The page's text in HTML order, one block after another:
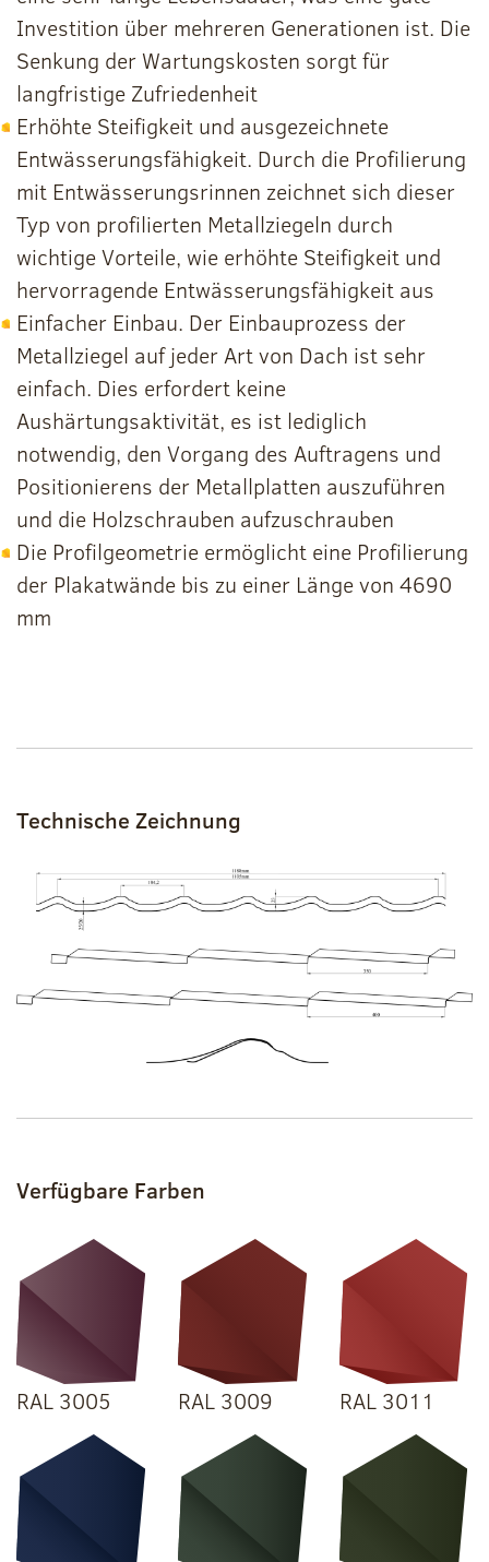
Investition über mehreren Generationen ist. Die
Senkung der Wartungskosten sorgt für
langfristige Zufriedenheit
Erhöhte Steifigkeit und ausgezeichnete
Entwässerungsfähigkeit. Durch die Profilierung
mit Entwässerungsrinnen zeichnet sich dieser
Typ von profilierten Metallziegeln durch
wichtige Vorteile, wie erhöhte Steifigkeit und
hervorragende Entwässerungsfähigkeit aus
Einfacher Einbau. Der Einbauprozess der
Metallziegel auf jeder Art von Dach ist sehr
einfach. Dies erfordert keine
Aushärtungsaktivität, es ist lediglich
notwendig, den Vorgang des Auftragens und
Positionierens der Metallplatten auszuführen
und die Holzschrauben aufzuschrauben
Die Profilgeometrie ermöglicht eine Profilierung
der Plakatwände bis zu einer Länge von 4690
mm
Technische Zeichnung
Verfügbare Farben
RAL 3005 RAL 3009 RAL 3011